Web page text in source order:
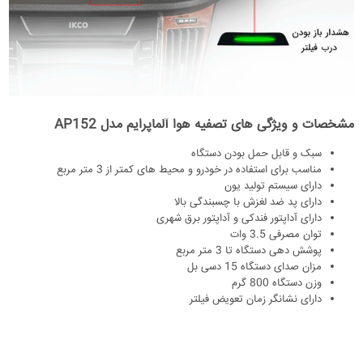
مشخصات و ویژگی های تصفیه هوا آلماپرایم مدل AP152
سبک و قابل حمل بودن دستگاه
مناسب برای استفاده در خودرو و محیط های کمتر از 3 متر مربع
دارای سیستم تولید یون
دارای پد ضد لغزش با چسبندگی بالا
دارای آداپتور فندکی و آداپتور برق شهری
توان مصرفی 3.5 وات
پوشش دهی دستگاه تا 3 متر مربع
مزان صدای دستگاه 15 دسی بل
وزن دستگاه 800 گرم
دارای نشانگر زمان تعویض فیلتر